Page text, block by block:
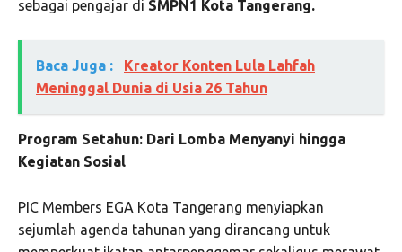
sebagai pengajar di SMPN1 Kota Tangerang.
Baca Juga :
Kreator Konten Lula Lahfah
Meninggal Dunia di Usia 26 Tahun
Program Setahun: Dari Lomba Menyanyi hingga
Kegiatan Sosial
PIC Members EGA Kota Tangerang menyiapkan
sejumlah agenda tahunan yang dirancang untuk